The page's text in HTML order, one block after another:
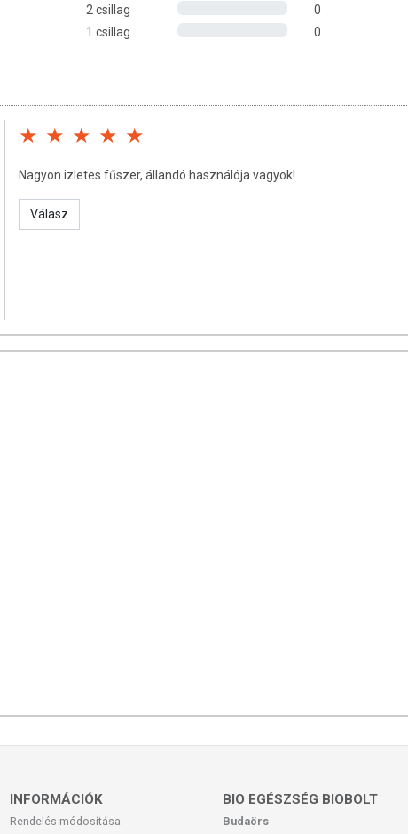
2 csillag
0
1 csillag
0
Nagyon izletes fűszer, állandó használója vagyok!
Válasz
INFORMÁCIÓK
Rendelés módosítása
BIO EGÉSZSÉG BIOBOLT
Budaörs